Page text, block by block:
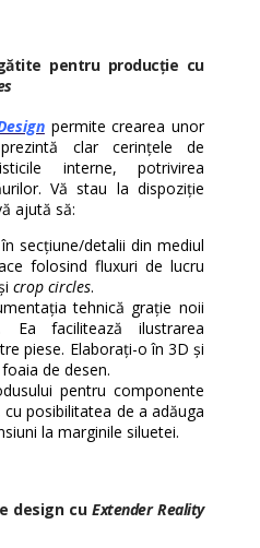
pentru producție cu
permite crearea unor
clar cerințele de
interne, potrivirea
Vă stau la dispoziție
ajută să:
secțiune/detalii din mediul
folosind fluxuri de lucru
crop circles.
tehnică grație noii
Ea facilitează ilustrarea
piese. Elaborați-o în 3D și
de desen.
pentru componente
posibilitatea de a adăuga
la marginile siluetei.
design cuExtender Reality